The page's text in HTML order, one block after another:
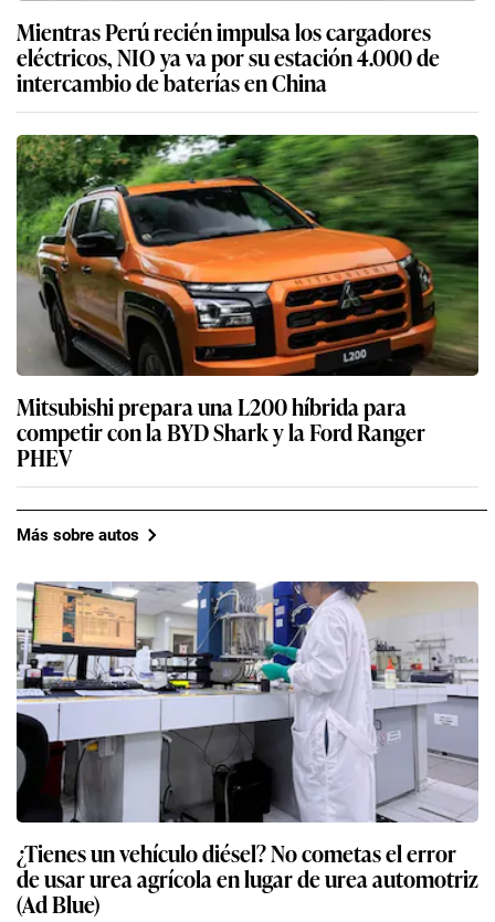
Mientras Perú recién impulsa los cargadores
eléctricos, NIO ya va por su estación 4.000 de
intercambio de baterías en China
Mitsubishi prepara una L200 híbrida para
competir con la BYD Shark y la Ford Ranger
PHEV
Más sobre autos
¿Tienes un vehículo diésel? No cometas el error
de usar urea agrícola en lugar de urea automotriz
(Ad Blue)